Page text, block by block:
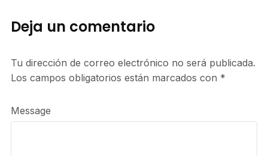
Deja un comentario
Tu dirección de correo electrónico no será publicada.
Los campos obligatorios están marcados con *
Message